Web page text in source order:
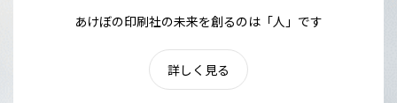
あけぼの印刷社の未来を創るのは「人」です
詳しく見る